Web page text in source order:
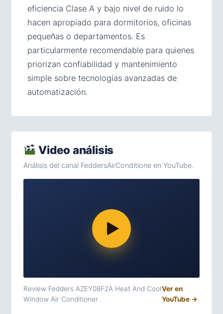
eficiencia Clase A y bajo nivel de ruido lo
hacen apropiado para dormitorios, oficinas
pequeñas o departamentos. Es
particularmente recomendable para quienes
priorizan confiabilidad y mantenimiento
simple sobre tecnologías avanzadas de
automatización.
Video análisis
Análisis del canal FeddersAirConditione en YouTube.
Review Fedders AZEY08F2A Heat And Cool
Window Air Conditioner
Ver en
YouTube →